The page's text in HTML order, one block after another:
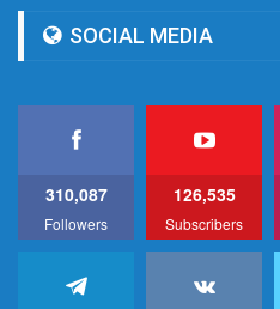
SOCIAL MEDIA
310,087
Followers
126,535
Subscribers